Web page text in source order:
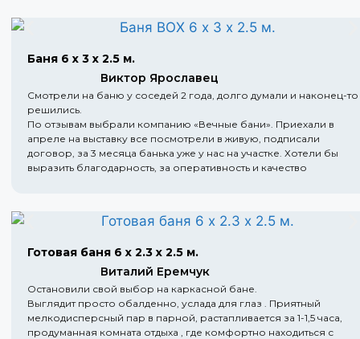
Баня 6 х 3 х 2.5 м.
Виктор Ярославец
Смотрели на баню у соседей 2 года, долго думали и наконец-то
решились.
По отзывам выбрали компанию «Вечные бани». Приехали в
апреле на выставку все посмотрели в живую, подписали
договор, за 3 месяца банька уже у нас на участке. Хотели бы
выразить благодарность, за оперативность и качество
Готовая баня 6 х 2.3 х 2.5 м.
Виталий Еремчук
Остановили свой выбор на каркасной бане.
Выглядит просто обалденно, услада для глаз . Приятный
мелкодисперсный пар в парной, растапливается за 1-1,5 часа,
продуманная комната отдыха , где комфортно находиться с